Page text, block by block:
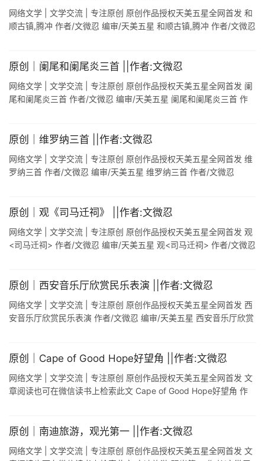
网络文学 | 文学交流 | 专注原创 原创作品授权天美五星全网首发 和
顺古镇,腾冲 作者/文微忍 编审/天美五星 和顺古镇,腾冲 作者/文微忍
原创｜阑尾和阑尾炎三首 ||作者:文微忍
网络文学 | 文学交流 | 专注原创 原创作品授权天美五星全网首发 阑
尾和阑尾炎三首 作者/文微忍 编审/天美五星 阑尾和阑尾炎三首 作
原创｜维罗纳三首 ||作者:文微忍
网络文学 | 文学交流 | 专注原创 原创作品授权天美五星全网首发 维
罗纳三首 作者/文微忍 编审/天美五星 维罗纳三首 作者/文微忍
原创｜观《司马迁祠》 ||作者:文微忍
网络文学 | 文学交流 | 专注原创 原创作品授权天美五星全网首发 观
<司马迁祠> 作者/文微忍 编审/天美五星 观<司马迁祠> 作者/文微忍
原创｜西安音乐厅欣赏民乐表演 ||作者:文微忍
网络文学 | 文学交流 | 专注原创 原创作品授权天美五星全网首发 西
安音乐厅欣赏民乐表演 作者/文微忍 编审/天美五星 西安音乐厅欣赏
原创｜Cape of Good Hope好望角 ||作者:文微忍
网络文学 | 文学交流 | 专注原创 原创作品授权天美五星全网首发 文
章阅读也可在微信读书上检索此文 Cape of Good Hope好望角 作
原创｜南迪旅游，观光第一 ||作者:文微忍
网络文学 | 文学交流 | 专注原创 原创作品授权天美五星全网首发 文